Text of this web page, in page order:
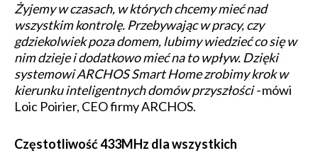
Żyjemy w czasach, w których chcemy mieć nad
wszystkim kontrolę. Przebywając w pracy, czy
gdziekolwiek poza domem, lubimy wiedzieć co się w
nim dzieje i dodatkowo mieć na to wpływ. Dzięki
systemowi ARCHOS Smart Home zrobimy krok w
kierunku inteligentnych domów przyszłości -mówi
Loic Poirier, CEO firmy ARCHOS.
Częstotliwość 433MHz dla wszystkich